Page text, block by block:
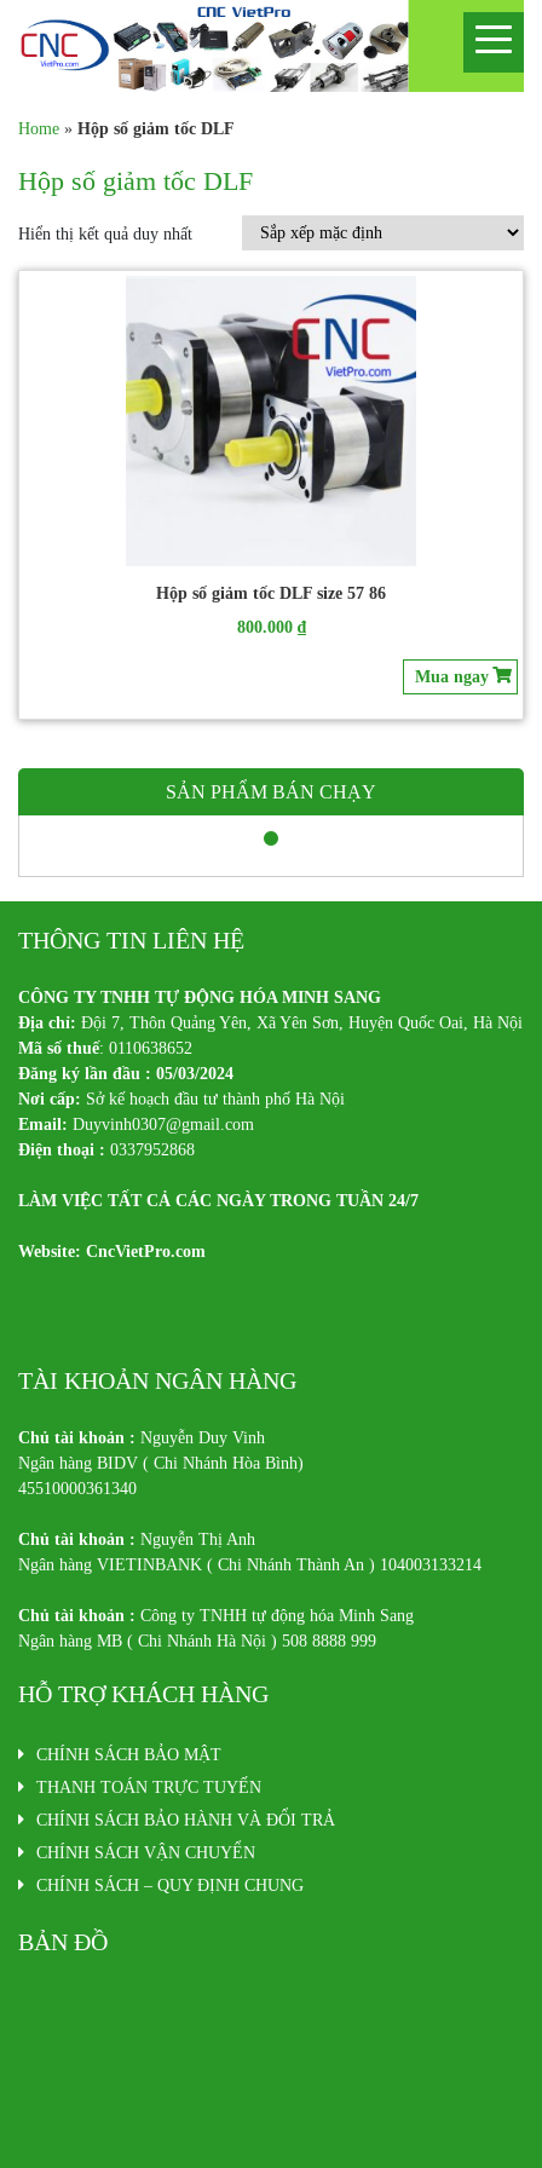
Home » Hộp số giảm tốc DLF
Hộp số giảm tốc DLF
Hiển thị kết quả duy nhất
Hộp số giảm tốc DLF size 57 86
800.000 ₫
Mua ngay
SẢN PHẨM BÁN CHẠY
THÔNG TIN LIÊN HỆ
CÔNG TY TNHH TỰ ĐỘNG HÓA MINH SANG
Địa chỉ: Đội 7, Thôn Quảng Yên, Xã Yên Sơn, Huyện Quốc Oai, Hà Nội
Mã số thuế: 0110638652
Đăng ký lần đầu : 05/03/2024
Nơi cấp: Sở kế hoạch đầu tư thành phố Hà Nội
Email: Duyvinh0307@gmail.com
Điện thoại : 0337952868
LÀM VIỆC TẤT CẢ CÁC NGÀY TRONG TUẦN 24/7
Website: CncVietPro.com
TÀI KHOẢN NGÂN HÀNG
Chủ tài khoản : Nguyễn Duy Vinh
Ngân hàng BIDV ( Chi Nhánh Hòa Bình)
45510000361340
Chủ tài khoản : Nguyễn Thị Anh
Ngân hàng VIETINBANK ( Chi Nhánh Thành An ) 104003133214
Chủ tài khoản : Công ty TNHH tự động hóa Minh Sang
Ngân hàng MB ( Chi Nhánh Hà Nội ) 508 8888 999
HỖ TRỢ KHÁCH HÀNG
CHÍNH SÁCH BẢO MẬT
THANH TOÁN TRỰC TUYẾN
CHÍNH SÁCH BẢO HÀNH VÀ ĐỔI TRẢ
CHÍNH SÁCH VẬN CHUYỂN
CHÍNH SÁCH – QUY ĐỊNH CHUNG
BẢN ĐỒ